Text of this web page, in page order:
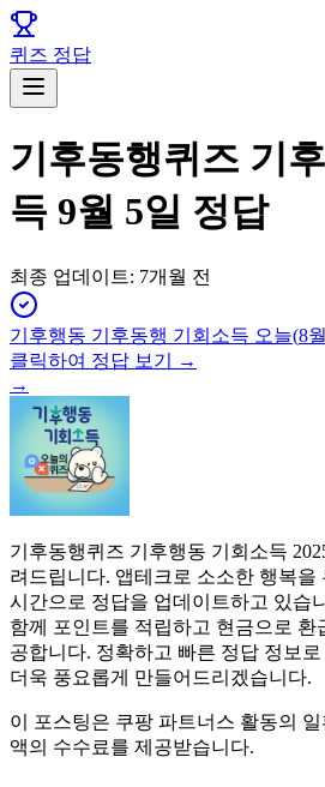
퀴즈 정답
기후동행퀴즈 기
득 9월 5일 정답
최종 업데이트: 7개월 전
기후행동 기후동행 기회소득 오늘(8
클릭하여 정답 보기 →
→
기후동행퀴즈 기후행동 기회소득
려드립니다. 앱테크로 소소한 행복을
시간으로 정답을 업데이트하고 있습
함께 포인트를 적립하고 현금으로 환
공합니다. 정확하고 빠른 정답 정보
더욱 풍요롭게 만들어드리겠습니다.
이 포스팅은 쿠팡 파트너스 활동의
액의 수수료를 제공받습니다.